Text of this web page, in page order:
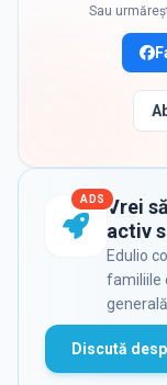
Sau
ADS Vrei
activ
Edulio
familiile
Discută